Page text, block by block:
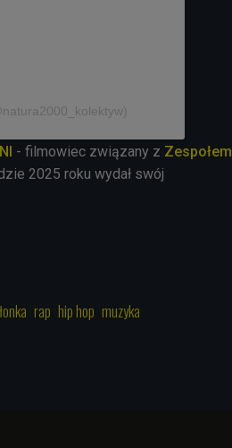
- filmowiec związany z Zespołem
2025 roku wydał swój
rap hip hop muzyka